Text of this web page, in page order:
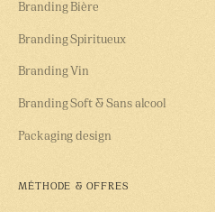
Branding Bière
Branding Spiritueux
Branding Vin
Branding Soft & Sans alcool
Packaging design
MÉTHODE & OFFRES